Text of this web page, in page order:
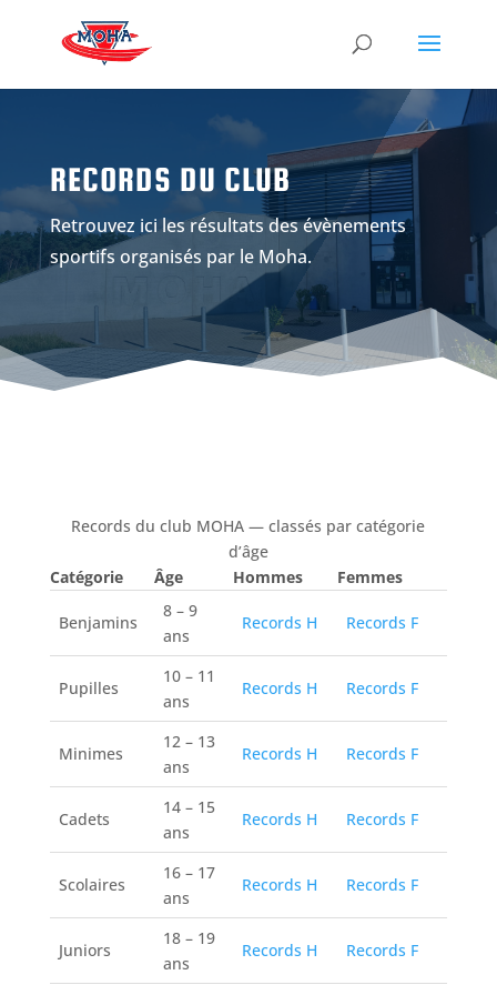
RECORDS DU CLUB
Retrouvez ici les résultats des évènements
sportifs organisés par le Moha.
Records du club MOHA — classés par catégorie
d’âge
Catégorie
Âge Hommes Femmes
Benjamins
8 – 9
ans
Records H Records F
Pupilles
10 – 11
ans
Records H Records F
Minimes
12 – 13
ans
Records H Records F
Cadets
14 – 15
ans
Records H Records F
Scolaires
16 – 17
ans
Records H Records F
Juniors
18 – 19
ans
Records H Records F